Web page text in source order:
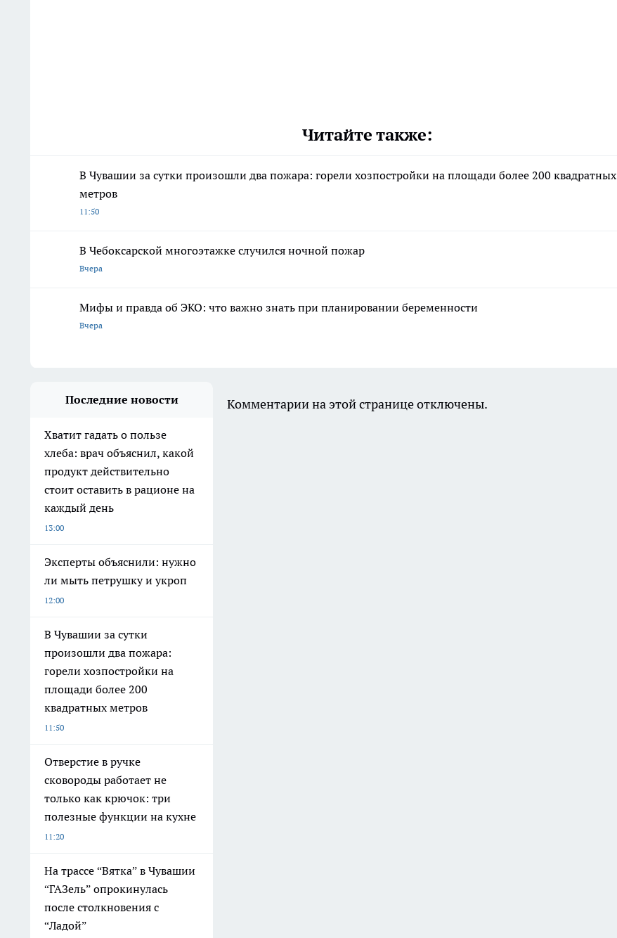
Читайте также:
В Чувашии за сутки произошли два пожара: горели хозпостройки на площади более 200 квадратных
метров
11:50
В Чебоксарской многоэтажке случился ночной пожар
Вчера
Мифы и правда об ЭКО: что важно знать при планировании беременности
Вчера
Последние новости
Хватит гадать о пользе
хлеба: врач объяснил, какой
продукт действительно
стоит оставить в рационе на
каждый день
13:00
Эксперты объяснили: нужно
ли мыть петрушку и укроп
12:00
В Чувашии за сутки
произошли два пожара:
горели хозпостройки на
площади более 200
квадратных метров
11:50
Отверстие в ручке
сковороды работает не
только как крючок: три
полезные функции на кухне
11:20
На трассе “Вятка” в Чувашии
“ГАЗель” опрокинулась
после столкновения с
“Ладой”
Комментарии на этой странице отключены.